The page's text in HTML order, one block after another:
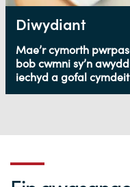
Diwydiant
Mae’r cymorth
bob cwmni sy’n
iechyd a gofal